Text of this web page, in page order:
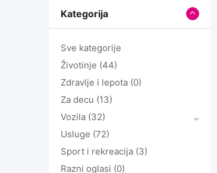
Kategorija
Sve kategorije
Životinje (44)
Zdravlje i lepota (0)
Za decu (13)
Vozila (32)
Usluge (72)
Sport i rekreacija (3)
Razni oglasi (0)